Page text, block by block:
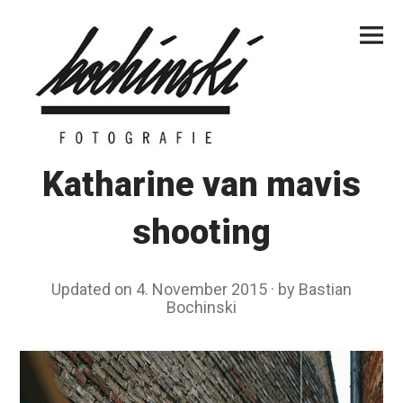
Menu
Katharine van mavis
shooting
Updated on 4. November 2015 4
v
e
m
by Bastian
Bochinski